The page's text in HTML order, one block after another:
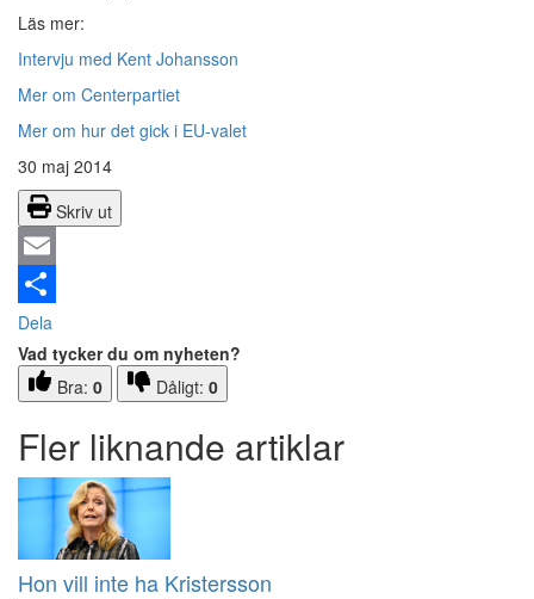
Läs mer:
Intervju med Kent Johansson
Mer om Centerpartiet
Mer om hur det gick i EU-valet
30 maj 2014
Skriv ut
Email
Dela
Vad tycker du om nyheten?
Bra: 0 Dåligt: 0
Fler liknande artiklar
Hon vill inte ha Kristersson